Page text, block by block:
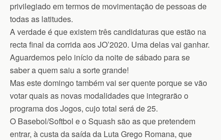
privilegiado em termos de movimentação de pessoas de
todas as latitudes.
A verdade é que existem três candidaturas que estão na
recta final da corrida aos JO’2020. Uma delas vai ganhar.
Aguardemos pelo início da noite de sábado para se
saber a quem saiu a sorte grande!
Mas este domingo também vai ser quente porque se vão
votar quais as novas modalidades que integrarão o
programa dos Jogos, cujo total será de 25.
O Basebol/Softbol e o Squash são as que pretendem
entrar, à custa da saída da Luta Grego Romana, que